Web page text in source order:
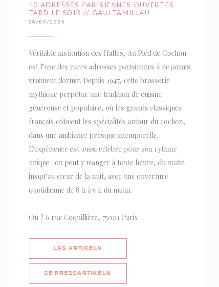
10 ADRESSES PARISIENNES OUVERTES
TARD LE SOIR // GAULT&MILLAU
28/05/2026
Véritable institution des Halles, Au Pied de Cochon
est l’une des rares adresses parisiennes à ne jamais
vraiment dormir. Depuis 1947, cette brasserie
mythique perpétue une tradition de cuisine
généreuse et populaire, où les grands classiques
français côtoient les spécialités autour du cochon,
dans une ambiance presque intemporelle.
L’expérience est aussi célèbre pour son rythme
unique : on peut y manger à toute heure, du matin
jusqu’au cœur de la nuit, avec une ouverture
quotidienne de 8 h à 5 h du matin.
Où ? 6 rue Coquillière, 75001 Paris
LÄS ARTIKELN
SE PRESSARTIKELN